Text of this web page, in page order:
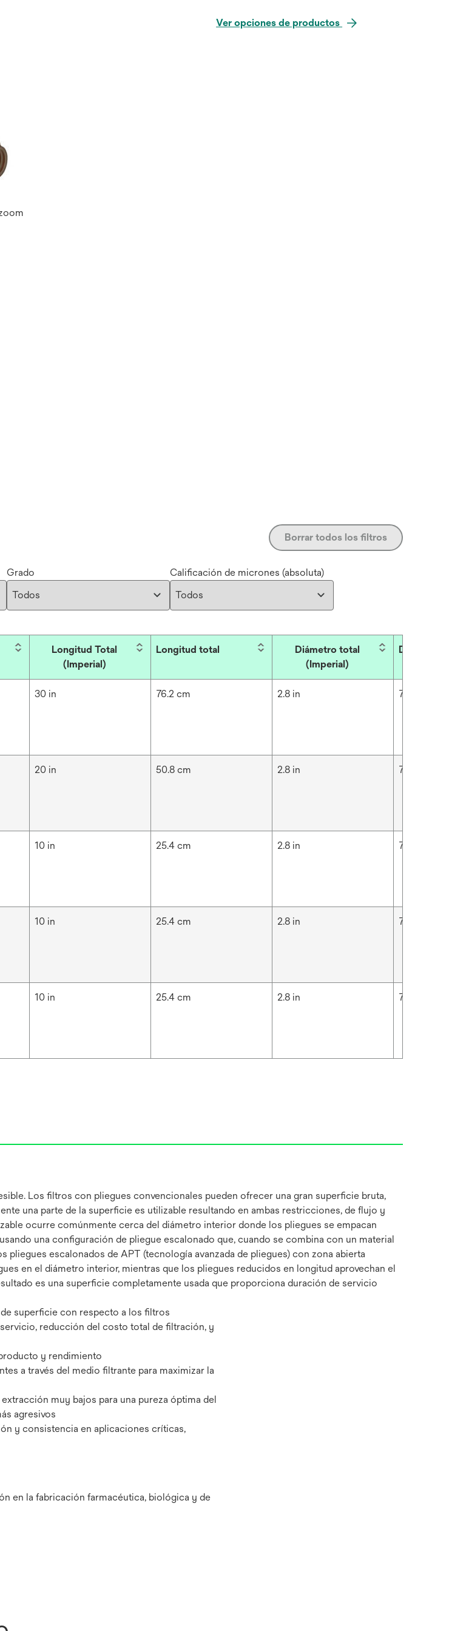
Ver opciones de productos
Borrar todos los filtros
Grado Calificación de micrones (absoluta)
Longitud Total
(Imperial)
Longitud total
Diámetro total
(Imperial)
Diámetro
30 in 76.2 cm 2.8 in 7.1 cm
20 in 50.8 cm 2.8 in 7.1 cm
10 in 25.4 cm 2.8 in 7.1 cm
10 in 25.4 cm 2.8 in 7.1 cm
10 in 25.4 cm 2.8 in 7.1 cm
Los filtros con pliegues convencionales pueden ofrecer una gran superficie bruta,
una parte de la superficie es utilizable resultando en ambas restricciones, de flujo y
ocurre comúnmente cerca del diámetro interior donde los pliegues se empacan
una configuración de pliegue escalonado que, cuando se combina con un material
escalonados de APT (tecnología avanzada de pliegues) con zona abierta
en el diámetro interior, mientras que los pliegues reducidos en longitud aprovechan el
es una superficie completamente usada que proporciona duración de servicio
superficie con respecto a los filtros
reducción del costo total de filtración, y
y rendimiento
a través del medio filtrante para maximizar la
muy bajos para una pureza óptima del
agresivos
y consistencia en aplicaciones críticas,
en la fabricación farmacéutica, biológica y de